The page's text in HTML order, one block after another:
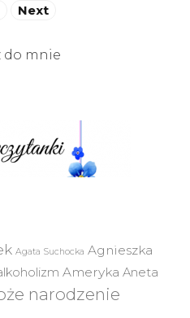
Next
do mnie
Agata Suchocka Agnieszka
Ameryka Aneta
narodzenie